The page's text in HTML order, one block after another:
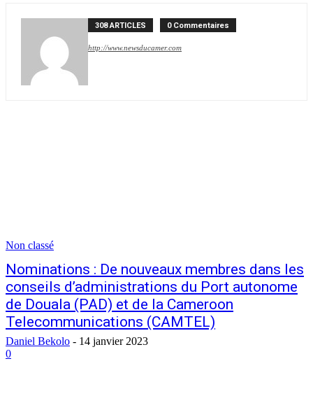
308 ARTICLES 0 Commentaires
http://www.newsducamer.com
Non classé
Nominations : De nouveaux membres dans les
conseils d’administrations du Port autonome
de Douala (PAD) et de la Cameroon
Telecommunications (CAMTEL)
Daniel Bekolo - 14 janvier 2023
0